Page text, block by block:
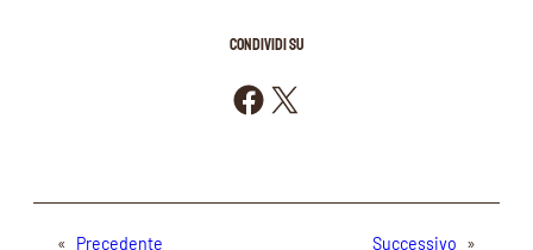
CONDIVIDI SU
Condividi su Facebook
Condividi su X
« Precedente Successivo »